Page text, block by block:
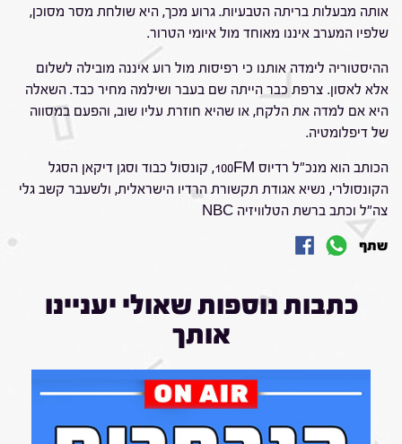
אותה מבעלות בריתה הטבעיות. גרוע מכך, היא שולחת מסר מסוכן,
שלפיו המערב איננו מאוחד מול איומי הטרור.
ההיסטוריה לימדה אותנו כי רפיסות מול רוע איננה מובילה לשלום
אלא לאסון. צרפת כבר הייתה שם בעבר ושילמה מחיר כבד. השאלה
היא אם למדה את הלקח, או שהיא חוזרת עליו שוב, והפעם במסווה
של דיפלומטיה.
הכותב הוא מנכ"ל רדיוס 100FM, קונסול כבוד וסגן דיקאן הסגל
הקונסולרי, נשיא אגודת תקשורת הרדיו הישראלית, ולשעבר קשב גלי
צה"ל וכתב ברשת הטלוויזיה NBC
שתף
כתבות נוספות שאולי יעניינו
אותך